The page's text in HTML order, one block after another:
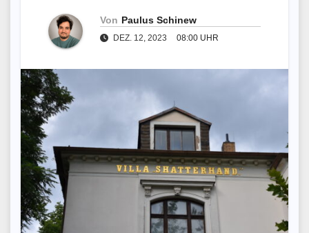
Von Paulus Schinew
DEZ. 12, 2023 08:00 UHR